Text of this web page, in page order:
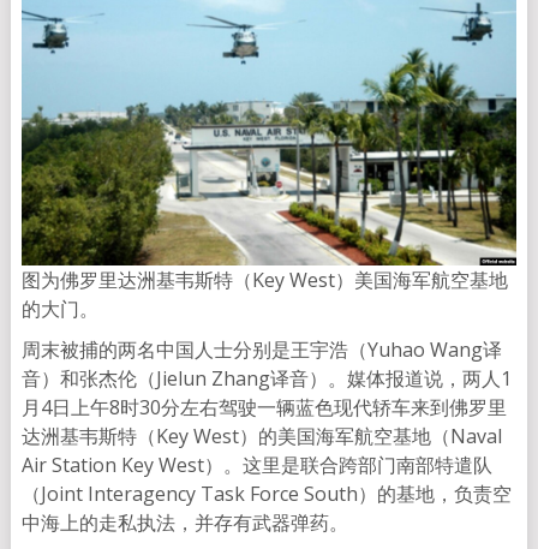
图为佛罗里达洲基韦斯特（Key West）美国海军航空基地
的大门。
周末被捕的两名中国人士分别是王宇浩（Yuhao Wang译
音）和张杰伦（Jielun Zhang译音）。媒体报道说，两人1
月4日上午8时30分左右驾驶一辆蓝色现代轿车来到佛罗里
达洲基韦斯特（Key West）的美国海军航空基地（Naval
Air Station Key West）。这里是联合跨部门南部特遣队
（Joint Interagency Task Force South）的基地，负责空
中海上的走私执法，并存有武器弹药。